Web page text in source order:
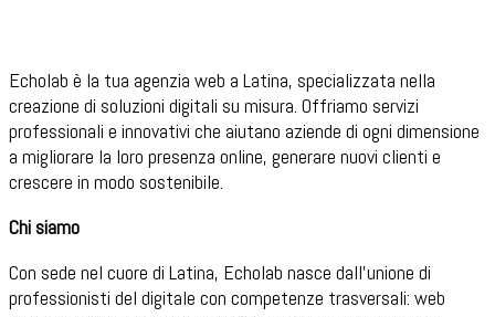
Echolab è la tua agenzia web a Latina, specializzata nella
creazione di soluzioni digitali su misura. Offriamo servizi
professionali e innovativi che aiutano aziende di ogni dimensione
a migliorare la loro presenza online, generare nuovi clienti e
crescere in modo sostenibile.
Chi siamo
Con sede nel cuore di Latina, Echolab nasce dall’unione di
professionisti del digitale con competenze trasversali: web